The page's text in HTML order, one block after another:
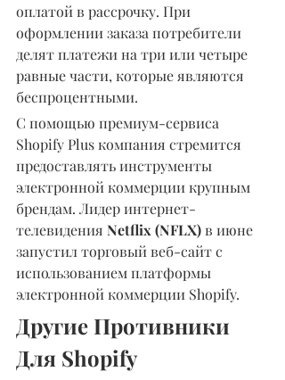
оплатой в рассрочку. При
оформлении заказа потребители
делят платежи на три или четыре
равные части, которые являются
беспроцентными.
С помощью премиум-сервиса
Shopify Plus компания стремится
предоставлять инструменты
электронной коммерции крупным
брендам. Лидер интернет-
телевидения Netflix (NFLX) в июне
запустил торговый веб-сайт с
использованием платформы
электронной коммерции Shopify.
Другие Противники
Для Shopify